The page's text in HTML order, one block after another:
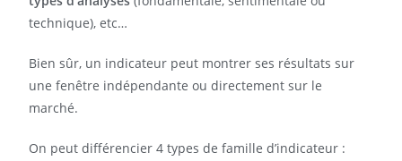
technique), etc…
Bien sûr, un indicateur peut montrer ses résultats sur
une fenêtre indépendante ou directement sur le
marché.
On peut différencier 4 types de famille d’indicateur :